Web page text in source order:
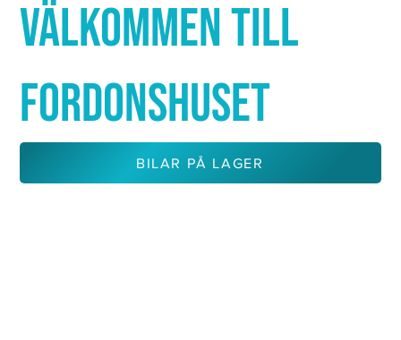
VÄLKOMMEN TILL
FORDONSHUSET
BILAR PÅ LAGER